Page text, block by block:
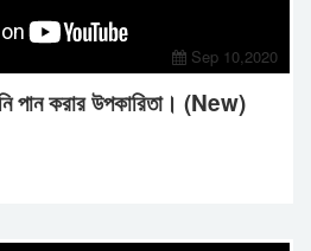
Sep 10,2020
পান করার উপকারিতা। (New)